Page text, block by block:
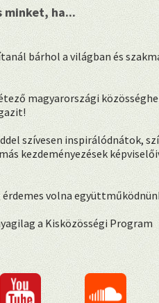
minket, ha...
bárhol a világban és
magyarországi
szívesen inspirálódnátok,
kezdeményezések
volna
a Kisközösségi Program